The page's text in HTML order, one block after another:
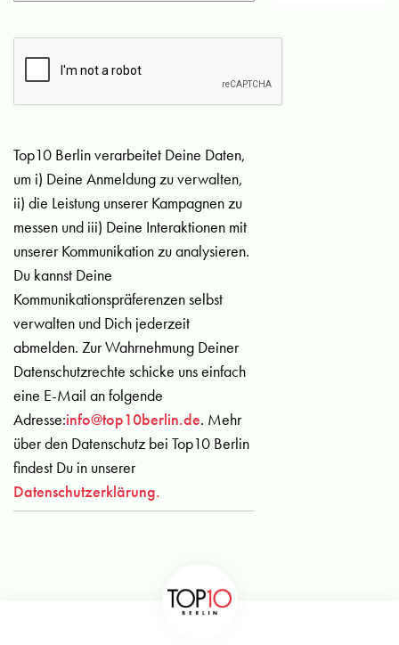
Top10 Berlin verarbeitet Deine Daten,
um i) Deine Anmeldung zu verwalten,
ii) die Leistung unserer Kampagnen zu
messen und iii) Deine Interaktionen mit
unserer Kommunikation zu analysieren.
Du kannst Deine
Kommunikationspräferenzen selbst
verwalten und Dich jederzeit
abmelden. Zur Wahrnehmung Deiner
Datenschutzrechte schicke uns einfach
eine E-Mail an folgende
Adresse:info@top10berlin.de. Mehr
über den Datenschutz bei Top10 Berlin
findest Du in unserer
Datenschutzerklärung.